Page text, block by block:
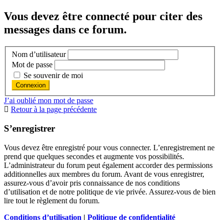
Vous devez être connecté pour citer des
messages dans ce forum.
Nom d’utilisateur
Mot de passe
Se souvenir de moi
J’ai oublié mon mot de passe
Retour à la page précédente
S’enregistrer
Vous devez être enregistré pour vous connecter. L’enregistrement ne
prend que quelques secondes et augmente vos possibilités.
L’administrateur du forum peut également accorder des permissions
additionnelles aux membres du forum. Avant de vous enregistrer,
assurez-vous d’avoir pris connaissance de nos conditions
d’utilisation et de notre politique de vie privée. Assurez-vous de bien
lire tout le règlement du forum.
Conditions d’utilisation | Politique de confidentialité